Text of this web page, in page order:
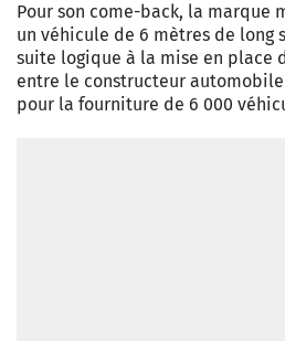
Pour son come-back, la marque
un véhicule de 6 mètres de long
suite logique à la mise en place
entre le constructeur
pour la fourniture de 6 000